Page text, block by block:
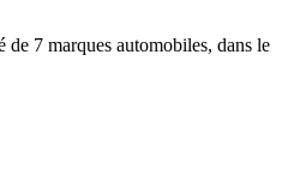
de 7 marques automobiles, dans le